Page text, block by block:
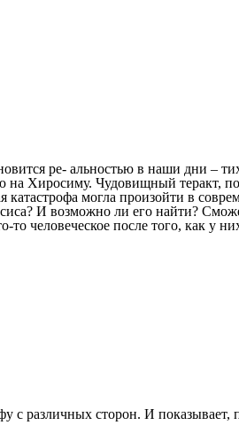
ре- альностью в наши дни –
Хиросиму. Чудовищный теракт,
катастрофа могла произойти в
И возможно ли его найти?
человеческое после того, как у
с различных сторон. И показывает,